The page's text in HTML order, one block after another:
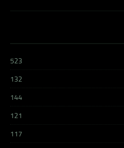
523
132
144
121
117